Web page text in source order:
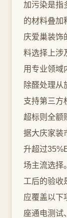
加污染是指
的材料叠加
庆爱巢装饰
料选择上涉
用专业领域
除醛处理从
支持第三方
超标则全额
据大庆家装
升超过
场主流选择
工后的验收
应覆盖以下
座通电测试